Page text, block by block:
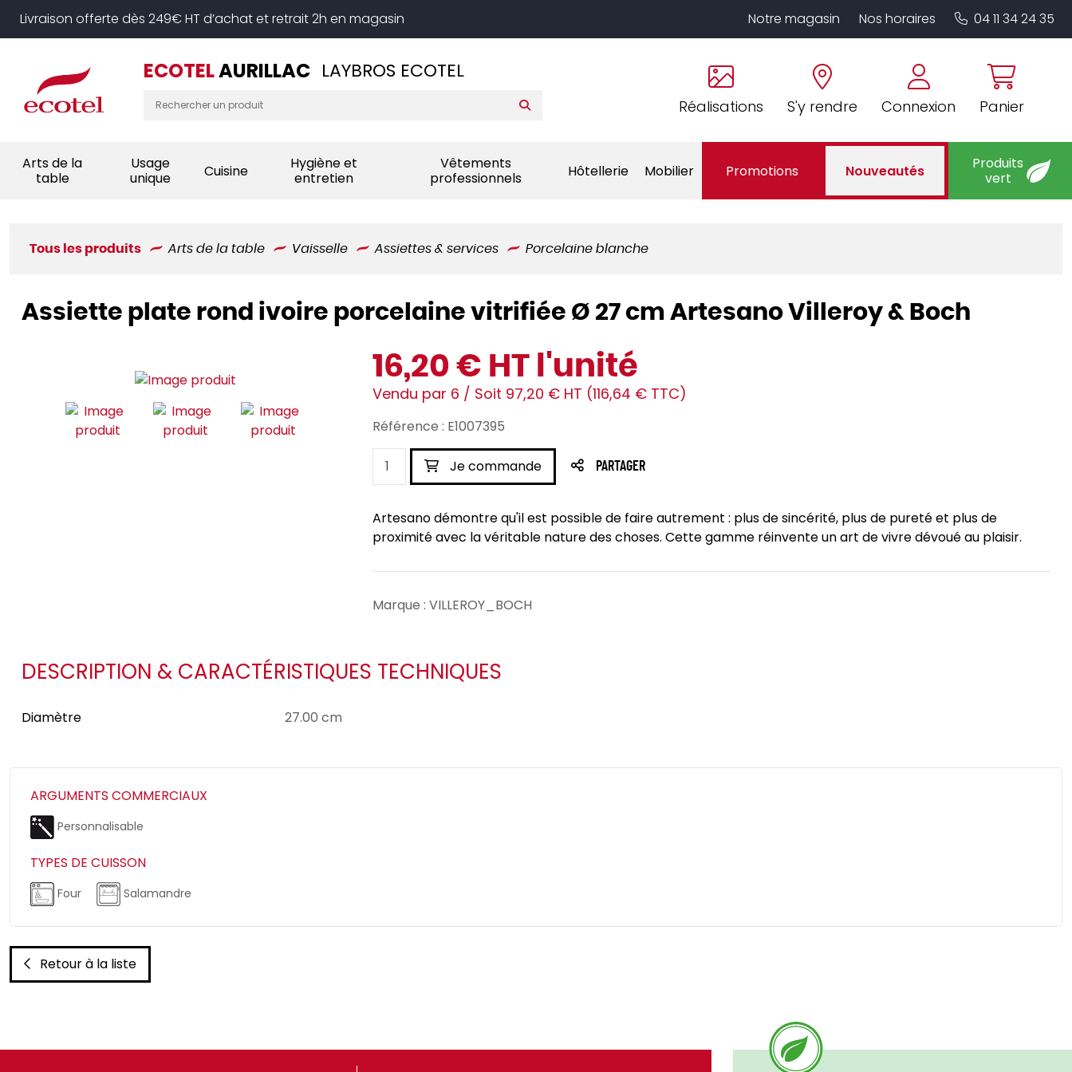
Livraison offerte dès 249€ HT d’achat et retrait 2h en magasin
Réalisations S'y rendre Connexion Panier
ECOTELAURILLAC LAYBROS ECOTEL
Notre magasin Nos horaires 04 11 34 24 35
Arts de la
table
Usage
unique
Cuisine
Hygiène et
entretien
Vêtements
professionnels
Hôtellerie Mobilier Promotions Nouveautés
Produits
vert
Tous les produits Arts de la table Vaisselle Assiettes & services Porcelaine blanche
Assiette plate rond ivoire porcelaine vitrifiée Ø 27 cm Artesano Villeroy & Boch
16,20 € HT l'unité
Vendu par 6 / Soit 97,20 € HT (116,64 € TTC)
Référence : E1007395
Je commande PARTAGER
Artesano démontre qu'il est possible de faire autrement : plus de sincérité, plus de pureté et plus de
proximité avec la véritable nature des choses. Cette gamme réinvente un art de vivre dévoué au plaisir.
Marque : VILLEROY_BOCH
DESCRIPTION & CARACTÉRISTIQUES TECHNIQUES
Diamètre 27.00 cm
ARGUMENTS COMMERCIAUX
Personnalisable
TYPES DE CUISSON
Four Salamandre
Retour à la liste
Panneau de gestion des cookies